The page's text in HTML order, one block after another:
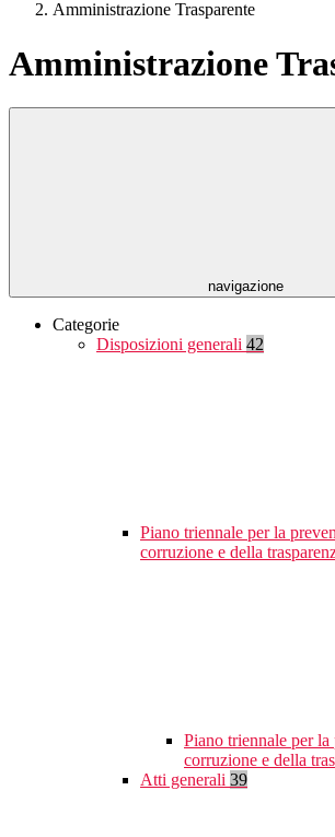
Amministrazione Trasparente
Amministrazione
navigazione
Categorie
Disposizioni generali 42
Piano triennale per la
corruzione e della
Piano triennale per
corruzione e della
Atti generali 39